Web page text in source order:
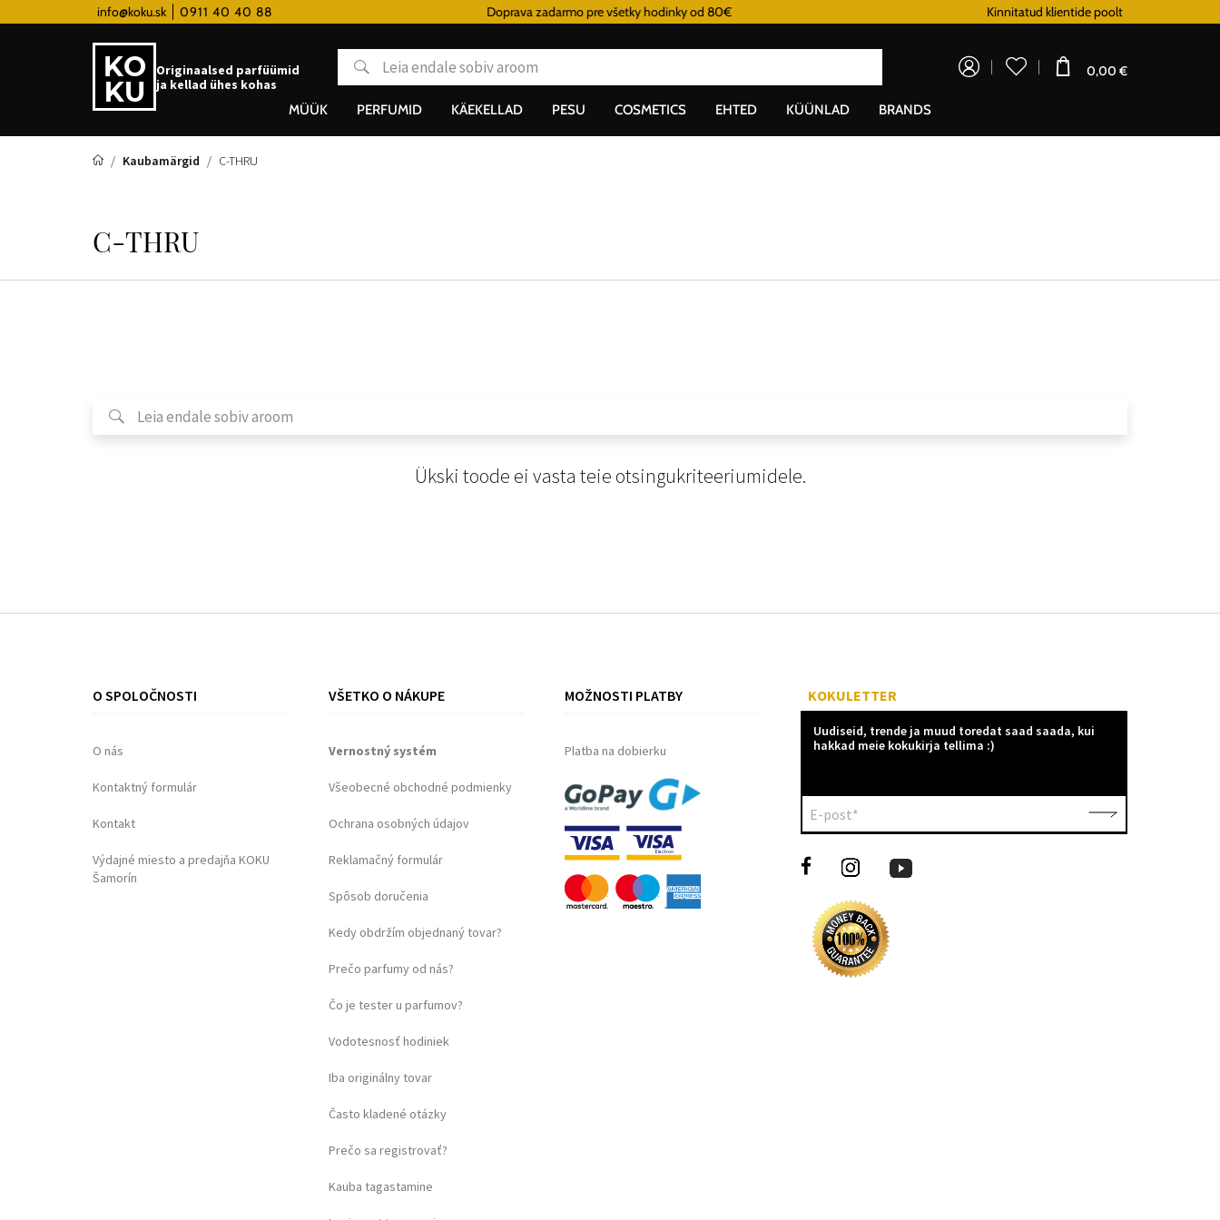
info@koku.sk 0911 40 40 88Lojaalsusprogramm Doprava zadarmo pre všetky hodinky od 80€ Kinnitatud klientide poolt
Originaalsed parfüümid
ja kellad ühes kohas
0,00 €
MÜÜK PERFUMID KÄEKELLAD PESU COSMETICS EHTED KÜÜNLAD BRANDS
Kaubamärgid C-THRU
C-THRU
Ükski toode ei vasta teie otsingukriteeriumidele.
O SPOLOČNOSTI
O nás
Kontaktný formulár
Kontakt
Výdajné miesto a predajňa KOKU
Šamorín
VŠETKO O NÁKUPE
Vernostný systém
Všeobecné obchodné podmienky
Ochrana osobných údajov
Reklamačný formulár
Spôsob doručenia
Kedy obdržím objednaný tovar?
Prečo parfumy od nás?
Čo je tester u parfumov?
Vodotesnosť hodiniek
Iba originálny tovar
Často kladené otázky
Prečo sa registrovať?
Kauba tagastamine
MOŽNOSTI PLATBY
Platba na dobierku
KOKULETTER
Uudiseid, trende ja muud toredat saad saada, kui
hakkad meie kokukirja tellima :)
E-post*